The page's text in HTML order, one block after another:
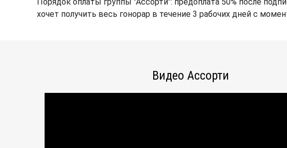
хочет получить весь гонорар в течение 3 рабочих дней с
Видео Ассорти